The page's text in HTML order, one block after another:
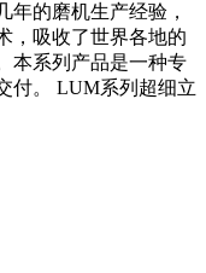
年的磨机生产经验，
，吸收了世界各地的
本系列产品是一种专
付。 LUM系列超细立